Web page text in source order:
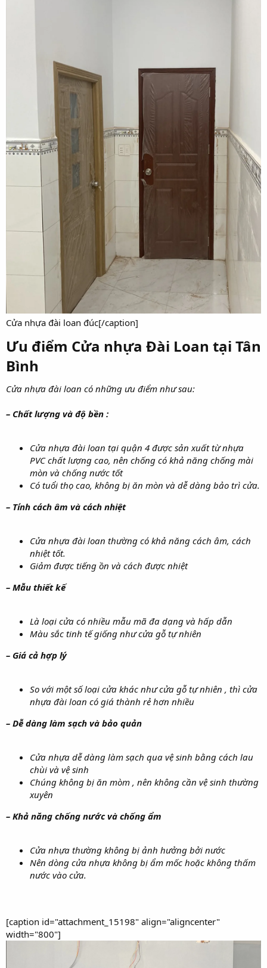
Cửa nhựa đài loan đúc[/caption]
Ưu điểm Cửa nhựa Đài Loan tại Tân
Bình​
Cửa nhựa đài loan có những ưu điểm như sau:
– Chất lượng và độ bền :
Cửa nhựa đài loan tại quận 4 được sản xuất từ nhựa
PVC chất lượng cao, nên chống có khả năng chống mài
mòn và chống nước tốt
Có tuổi thọ cao, không bị ăn mòn và dễ dàng bảo trì cửa.
– Tính cách âm và cách nhiệt
Cửa nhựa đài loan thường có khả năng cách âm, cách
nhiệt tốt.
Giảm được tiếng ồn và cách được nhiệt
– Mẫu thiết kế
Là loại cửa có nhiều mẫu mã đa dạng và hấp dẫn
Màu sắc tinh tế giống như cửa gỗ tự nhiên
– Giá cả hợp lý
So với một số loại cửa khác như cửa gỗ tự nhiên , thì cửa
nhựa đài loan có giá thành rẻ hơn nhiều
– Dễ dàng làm sạch và bảo quản
Cửa nhựa dễ dàng làm sạch qua vệ sinh bằng cách lau
chùi và vệ sinh
Chúng không bị ăn mòm , nên không cần vệ sinh thường
xuyên
– Khả năng chống nước và chống ẩm
Cửa nhựa thường không bị ảnh hưởng bởi nước
Nên dòng cửa nhựa không bị ẩm mốc hoặc không thấm
nước vào cửa.
[caption id="attachment_15198" align="aligncenter"
width="800"]